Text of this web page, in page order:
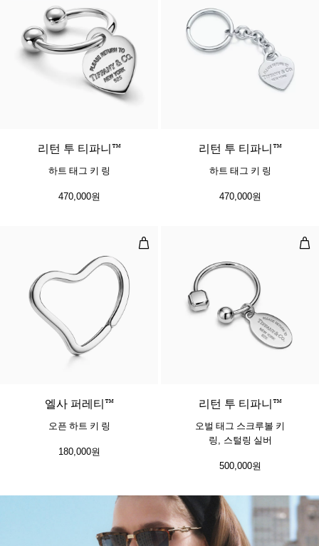
리턴 투 티파니™
하트 태그 키 링
470,000원
리턴 투 티파니™
하트 태그 키 링
470,000원
오픈 하트 키 링
엘사 퍼레티™
오픈 하트 키 링
180,000원
오
리턴 투 티파니™
오벌 태그 스크루볼 키
링, 스털링 실버
500,000원